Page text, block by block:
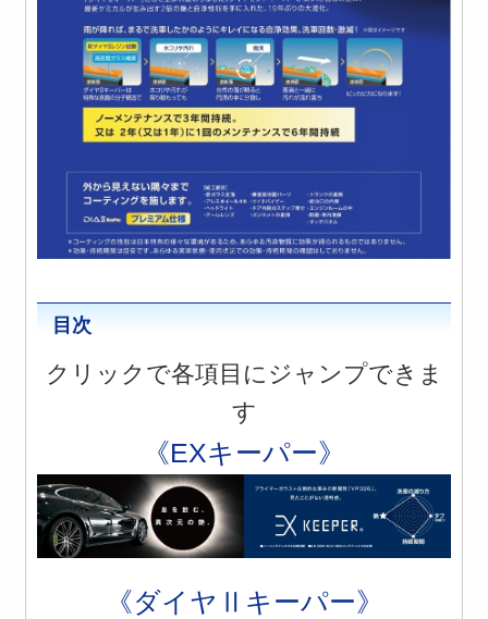
目次
クリックで各項目にジャンプできま
す
《EXキーパー》
《ダイヤⅡキーパー》